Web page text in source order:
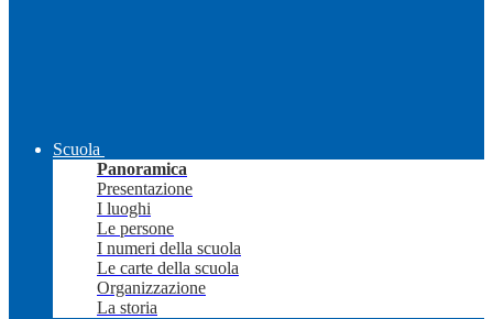
Scuola
Panoramica
Presentazione
I luoghi
Le persone
I numeri della scuola
Le carte della scuola
Organizzazione
La storia